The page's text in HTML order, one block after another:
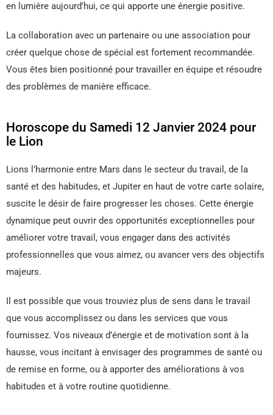
en lumière aujourd’hui, ce qui apporte une énergie positive.
La collaboration avec un partenaire ou une association pour
créer quelque chose de spécial est fortement recommandée.
Vous êtes bien positionné pour travailler en équipe et résoudre
des problèmes de manière efficace.
Horoscope du Samedi 12 Janvier 2024 pour
le Lion
Lions l’harmonie entre Mars dans le secteur du travail, de la
santé et des habitudes, et Jupiter en haut de votre carte solaire,
suscite le désir de faire progresser les choses. Cette énergie
dynamique peut ouvrir des opportunités exceptionnelles pour
améliorer votre travail, vous engager dans des activités
professionnelles que vous aimez, ou avancer vers des objectifs
majeurs.
Il est possible que vous trouviez plus de sens dans le travail
que vous accomplissez ou dans les services que vous
fournissez. Vos niveaux d’énergie et de motivation sont à la
hausse, vous incitant à envisager des programmes de santé ou
de remise en forme, ou à apporter des améliorations à vos
habitudes et à votre routine quotidienne.